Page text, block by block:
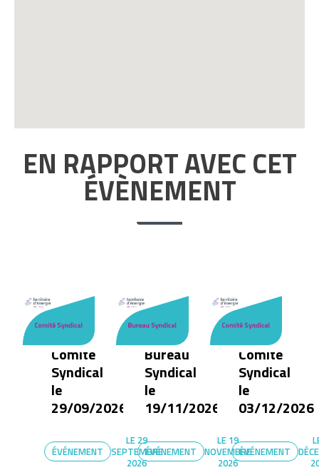
EN RAPPORT AVEC CET
ÉVÈNEMENT
Comité
Syndical
le
29/09/2026
ÉVÉNEMENT
LE 29
SEPTEMBRE
2026
Bureau
Syndical
le
19/11/2026
ÉVÉNEMENT
LE 19
NOVEMBRE
2026
Comité
Syndical
le
03/12/2026
ÉVÉNEMENT